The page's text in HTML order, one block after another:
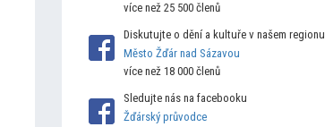
více než 25 500 členů
Diskutujte o dění a kultuře v našem regionu
Město Žďár nad Sázavou
více než 18 000 členů
Sledujte nás na facebooku
Žďárský průvodce